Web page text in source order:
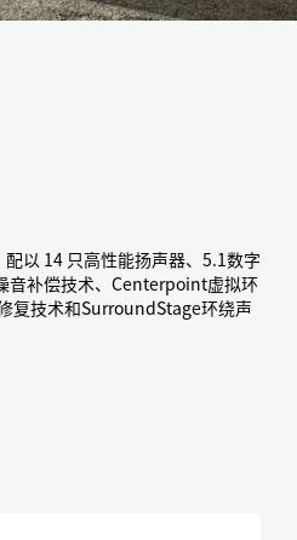
以 14 只高性能扬声器、5.1数字
音补偿技术、Centerpoint虚拟环
复技术和SurroundStage环绕声